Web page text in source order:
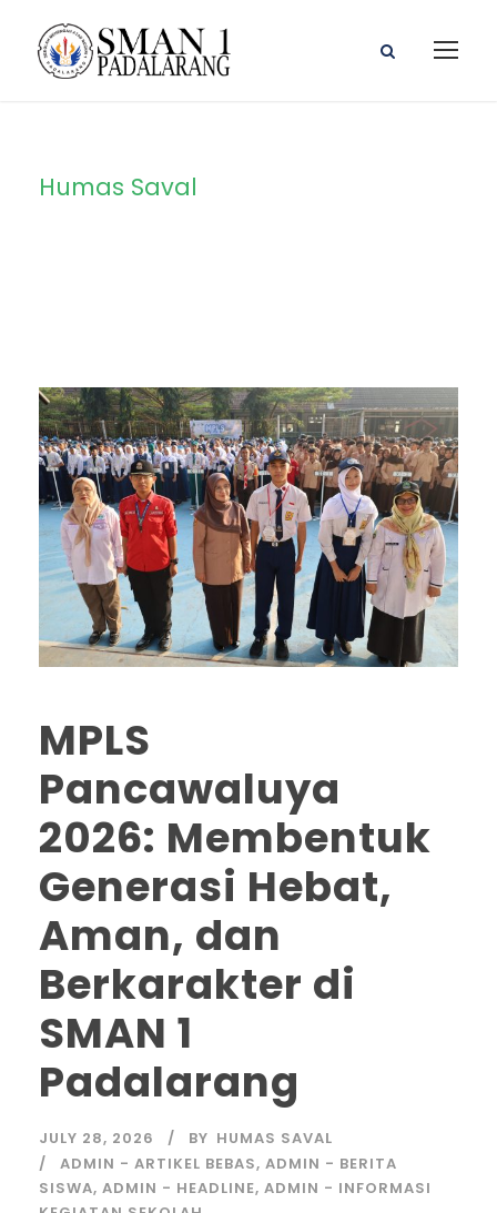
Humas Saval
MPLS
Pancawaluya
2026: Membentuk
Generasi Hebat,
Aman, dan
Berkarakter di
SMAN 1
Padalarang
JULY 28, 2026 BY HUMAS SAVAL
ADMIN - ARTIKEL BEBAS, ADMIN - BERITA
SISWA, ADMIN - HEADLINE, ADMIN - INFORMASI